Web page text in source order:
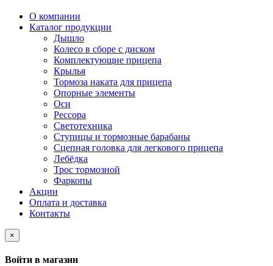
О компании
Каталог продукции
Дышло
Колесо в сборе с диском
Комплектующие прицепа
Крылья
Тормоза наката для прицепа
Опорные элементы
Оси
Рессора
Светотехника
Ступицы и тормозные барабаны
Сцепная головка для легкового прицепа
Лебёдка
Трос тормозной
Фаркопы
Акции
Оплата и доставка
Контакты
×
Войти в магазин